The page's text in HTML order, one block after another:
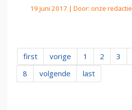
19 juni 2017 | Door: onze redactie
first vorige 1 2 3
8
volgende last